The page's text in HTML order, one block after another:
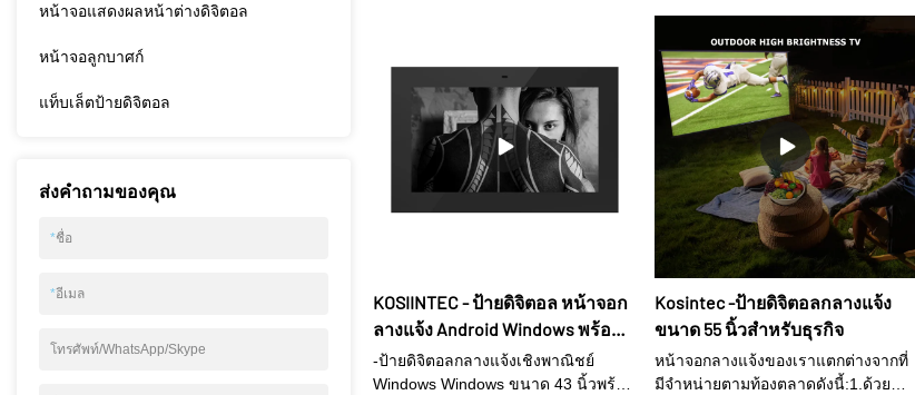
หน้าจอแสดงผลหน้าต่างดิจิตอล
หน้าจอลูกบาศก์
แท็บเล็ตป้ายดิจิตอล
ส่งคำถามของคุณ
*ชื่อ
*อีเมล
โทรศัพท์/WhatsApp/Skype
อิสระเหล่านี้เป็นโซลูชันแบบพกพาเต็ม
รูปแบบ และสามารถเคลื่อนย้ายได้ง่าย
ด้วยคนเดียว เนื่องจากมีล้อเลื่อนแบบ
ตายตัวพร้อมราวจับและแบบพับได้ ●
ติดตั้งแผงเกรดเชิงพาณิชย์ อายุการใช้
งาน 50,000 ชั่วโมง และใช้ส่วน
ประกอบคุณภาพสูงทำให้มั่นใจได้ว่า
แบตเตอรี่ประมาณ 14 ชั่วโมง ● ทาง
เลือกสามทาง: เวอร์ชันจอภาพ，ปลั๊ก&
เวอร์ชันเล่น， เวอร์ชัน Androidด้วย
hdmi in รองรับการเชื่อมต่อกล่องเครื่อง
เล่นสื่อภายนอก
แสงแดด ทำให้เหมาะอย่างยิ่งสำหรับ
การใช้งานในพื้นที่กลางแจ้ง 2. ความ
บันเทิง: ช่วยให้คุณเพลิดเพลินไปกับ
ภาพยนตร์ รายการทีวี และกีฬาที่คุณ
ชื่นชอบในขณะที่พักผ่อนในสวนหลัง
บ้านหรือลานบ้านของคุณ 3. ไฟส่อง
สว่างรอบทิศทาง: มาพร้อมคุณสมบัติไฟ
ส่องสว่างในตัวที่จะช่วยเพิ่ม
ประสบการณ์ความบันเทิงกลางแจ้งของ
คุณ 4. คุณภาพเสียงที่ดีขึ้น: ออกแบบ
ด้วยคุณสมบัติอะคูสติกที่ดีขึ้นซึ่งเหมาะ
กับสภาพแวดล้อมกลางแจ้ง
KOSIINTEC - ป้ายดิจิตอล หน้าจอก
ลางแจ้ง Android Windows พร้อม
Ir Touch
-ป้ายดิจิตอลกลางแจ้งเชิงพาณิชย์
Windows Windows ขนาด 43 นิ้วพร้อม
Kosintec -ป้ายดิจิตอลกลางแจ้ง
ขนาด 55 นิ้วสำหรับธุรกิจ
หน้าจอกลางแจ้งของเราแตกต่างจากที่
มีจำหน่ายตามท้องตลาดดังนี้:1.ด้วย